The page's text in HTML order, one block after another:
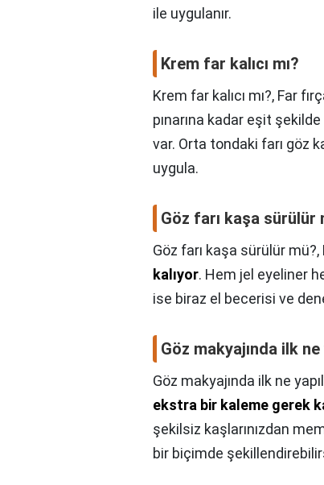
ile uygulanır.
Krem far kalıcı mı?
Krem far kalıcı mı?, Far
pınarına kadar eşit
var. Orta tondaki farı göz
uygula.
Göz farı kaşa sürülür
Göz farı kaşa sürülür mü?,
kalıyor. Hem jel eyeliner
ise biraz el becerisi ve
Göz makyajında ilk ne
Göz makyajında ilk ne
ekstra bir kaleme gerek
şekilsiz kaşlarınızdan
bir biçimde